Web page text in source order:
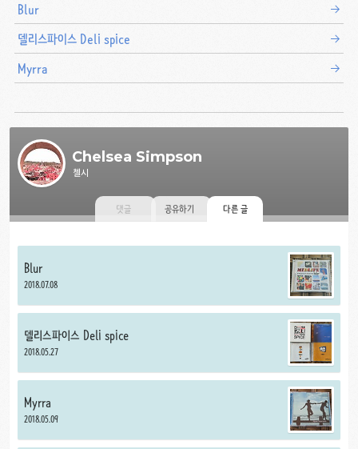
Blur
델리스파이스 Deli spice
Myrra
Chelsea Simpson
첼시
댓글 공유하기 다른 글
Blur
2018.07.08
델리스파이스 Deli spice
2018.05.27
Myrra
2018.05.09